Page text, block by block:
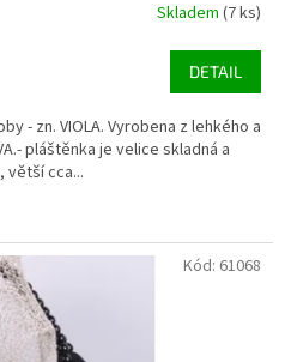
Skladem (7 ks)
DETAIL
- zn. VIOLA. Vyrobena z lehkého a
pláštěnka je velice skladná a
větší cca...
Kód: 61068